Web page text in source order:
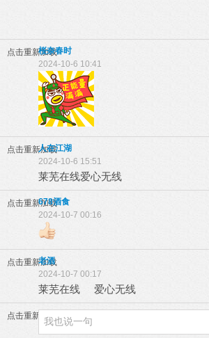
点击重新加载
桜奈春时
2024-10-6 10:41
点击重新加载
人在江湖
2024-10-6 15:51
莱芜在线爱心无线
点击重新加载
678酒食
2024-10-7 00:16
点击重新加载
老酒
2024-10-7 00:17
莱芜在线 爱心无线
点击重新加载